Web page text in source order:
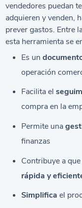
vendedores puedan
adquieren y venden,
prever gastos. Entre
esta herramienta se
Es un
operación
Facilita el
compra en la
Permite una
finanzas
Contribuye a
rápida y
Simplifica el